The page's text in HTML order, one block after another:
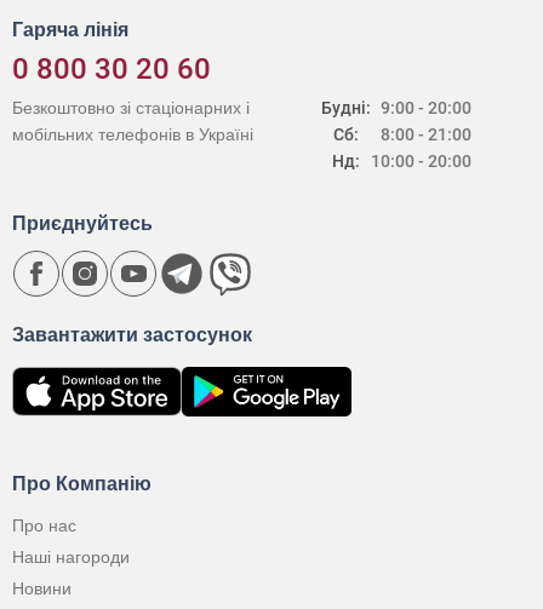
Гаряча лінія
0 800 30 20 60
Будні:
Сб:
Нд:
9:00 - 20:00
8:00 - 21:00
10:00 - 20:00
Безкоштовно зі стаціонарних і
мобільних телефонів в Україні
Про Компанію
Про нас
Наші нагороди
Новини
Завантажити застосунок
Приєднуйтесь